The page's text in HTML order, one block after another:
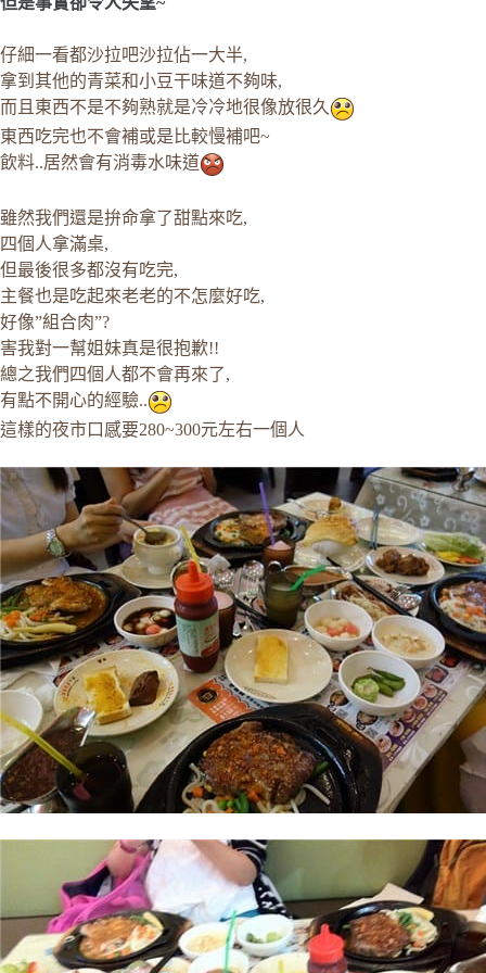
仔細一看都沙拉吧沙拉佔一大半,
拿到其他的青菜和小豆干味道不夠味,
而且東西不是不夠熟就是冷冷地很像放很久
東西吃完也不會補或是比較慢補吧~
飲料..居然會有消毒水味道
雖然我們還是拚命拿了甜點來吃,
四個人拿滿桌,
但最後很多都沒有吃完,
主餐也是吃起來老老的不怎麼好吃,
好像”組合肉”?
害我對一幫姐妹真是很抱歉!!
總之我們四個人都不會再來了,
有點不開心的經驗..
這樣的夜市口感要280~300元左右一個人